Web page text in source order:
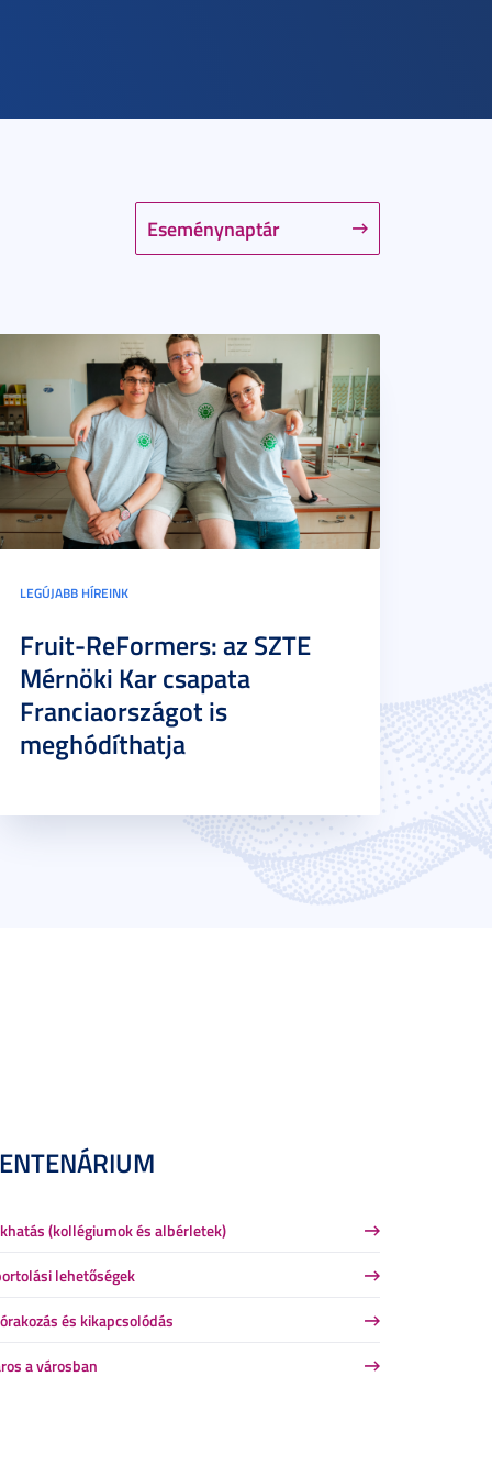
Eseménynaptár
LEGÚJABB HÍREINK
Fruit-ReFormers: az SZTE
Mérnöki Kar csapata
Franciaországot is
meghódíthatja
(kollégiumok és albérletek)
lehetőségek
és kikapcsolódás
a városban